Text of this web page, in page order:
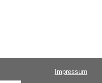
Impressum